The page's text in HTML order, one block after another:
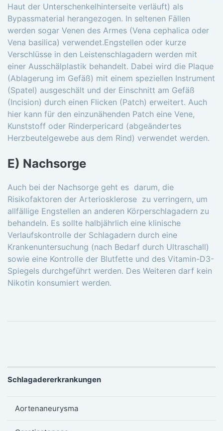
Haut der Unterschenkelhinterseite verläuft) als
Bypassmaterial herangezogen. In seltenen Fällen
werden sogar Venen des Armes (Vena cephalica oder
Vena basilica) verwendet.Engstellen oder kurze
Verschlüsse in den Leistenschlagadern werden mit
einer Ausschälplastik behandelt. Dabei wird die Plaque
(Ablagerung im Gefäß) mit einem speziellen Instrument
(Spatel) ausgeschält und der Einschnitt am Gefäß
(Incision) durch einen Flicken (Patch) erweitert. Auch
hier kann für den einzunähenden Patch eine Vene,
Kunststoff oder Rinderpericard (abgeändertes
Herzbeutelgewebe aus dem Rind) verwendet werden.
E) Nachsorge
Auch bei der Nachsorge geht es darum, die
Risikofaktoren der Arteriosklerose zu verringern, um
allfällige Engstellen an anderen Körperschlagadern zu
behandeln. Es sollte halbjährlich eine klinische
Verlaufskontrolle der Schlagadern durch eine
Krankenuntersuchung (nach Bedarf durch Ultraschall)
sowie eine Kontrolle der Blutfette und des Vitamin-D3-
Spiegels durchgeführt werden. Des Weiteren darf kein
Nikotin konsumiert werden.
Schlagadererkrankungen
Aortenaneurysma